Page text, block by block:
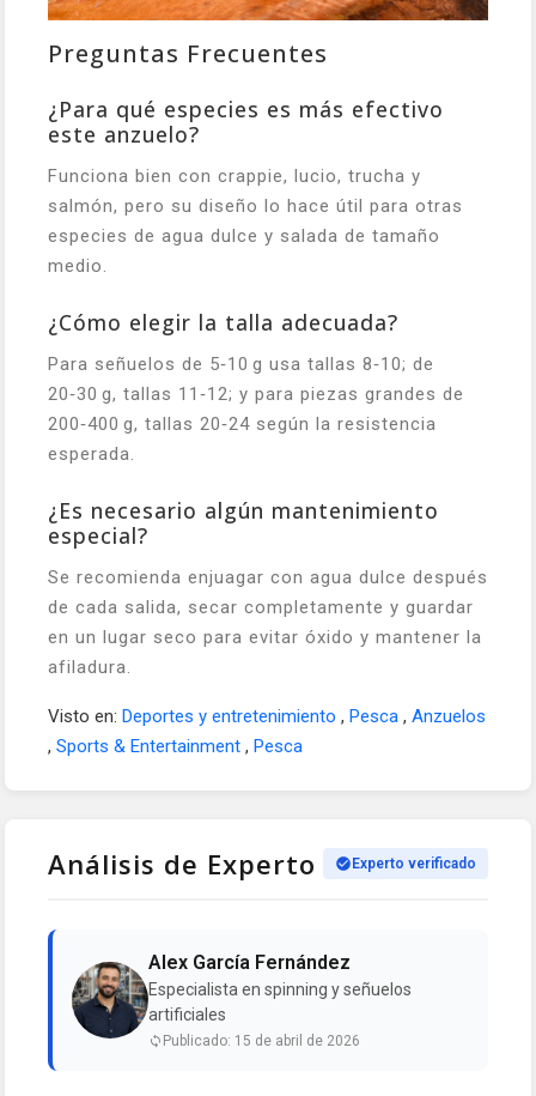
Preguntas Frecuentes
¿Para qué especies es más efectivo
este anzuelo?
Funciona bien con crappie, lucio, trucha y
salmón, pero su diseño lo hace útil para otras
especies de agua dulce y salada de tamaño
medio.
¿Cómo elegir la talla adecuada?
Para señuelos de 5‑10 g usa tallas 8‑10; de
20‑30 g, tallas 11‑12; y para piezas grandes de
200‑400 g, tallas 20‑24 según la resistencia
esperada.
¿Es necesario algún mantenimiento
especial?
Se recomienda enjuagar con agua dulce después
de cada salida, secar completamente y guardar
en un lugar seco para evitar óxido y mantener la
afiladura.
Visto en: Deportes y entretenimiento , Pesca , Anzuelos
, Sports & Entertainment , Pesca
Análisis de Experto Experto verificado
Alex García Fernández
Especialista en spinning y señuelos
artificiales
Publicado: 15 de abril de 2026